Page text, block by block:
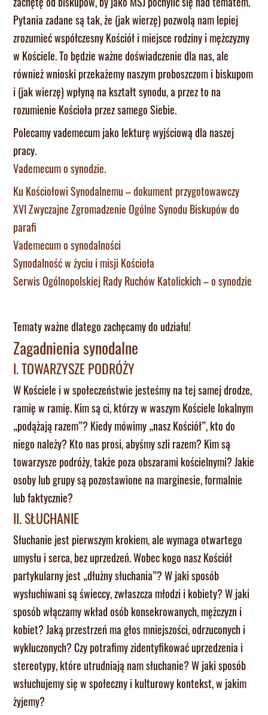
Pytania zadane są tak, że (jak wierzę) pozwolą nam lepiej
zrozumieć współczesny Kościół i miejsce rodziny i mężczyzny
w Kościele. To będzie ważne doświadczenie dla nas, ale
również wnioski przekażemy naszym proboszczom i biskupom
i (jak wierzę) wpłyną na kształt synodu, a przez to na
rozumienie Kościoła przez samego Siebie.
Polecamy vademecum jako lekturę wyjściową dla naszej
pracy.
Vademecum o synodzie.
Ku Kościołowi Synodalnemu – dokument przygotowawczy
XVI Zwyczajne Zgromadzenie Ogólne Synodu Biskupów do
parafi
Vademecum o synodalności
Synodalność w życiu i misji Kościoła
Serwis Ogólnopolskiej Rady Ruchów Katolickich – o synodzie
Tematy ważne dlatego zachęcamy do udziału!
Zagadnienia synodalne
I. TOWARZYSZE PODRÓŻY
W Kościele i w społeczeństwie jesteśmy na tej samej drodze,
ramię w ramię. Kim są ci, którzy w waszym Kościele lokalnym
„podążają razem”? Kiedy mówimy „nasz Kościół”, kto do
niego należy? Kto nas prosi, abyśmy szli razem? Kim są
towarzysze podróży, także poza obszarami kościelnymi? Jakie
osoby lub grupy są pozostawione na marginesie, formalnie
lub faktycznie?
II. SŁUCHANIE
Słuchanie jest pierwszym krokiem, ale wymaga otwartego
umysłu i serca, bez uprzedzeń. Wobec kogo nasz Kościół
partykularny jest „dłużny słuchania”? W jaki sposób
wysłuchiwani są świeccy, zwłaszcza młodzi i kobiety? W jaki
sposób włączamy wkład osób konsekrowanych, mężczyzn i
kobiet? Jaką przestrzeń ma głos mniejszości, odrzuconych i
wykluczonych? Czy potrafimy zidentyfikować uprzedzenia i
stereotypy, które utrudniają nam słuchanie? W jaki sposób
wsłuchujemy się w społeczny i kulturowy kontekst, w jakim
żyjemy?